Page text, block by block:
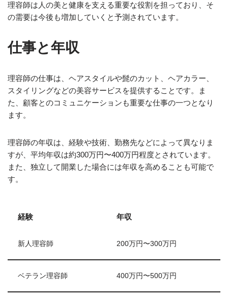
理容師は人の美と健康を支える重要な役割を担っており、そ
の需要は今後も増加していくと予測されています。
仕事と年収
理容師の仕事は、ヘアスタイルや髭のカット、ヘアカラー、
スタイリングなどの美容サービスを提供することです。ま
た、顧客とのコミュニケーションも重要な仕事の一つとなり
ます。
理容師の年収は、経験や技術、勤務先などによって異なりま
すが、平均年収は約300万円〜400万円程度とされています。
また、独立して開業した場合には年収を高めることも可能で
す。
経験 年収
新人理容師 200万円〜300万円
ベテラン理容師 400万円〜500万円